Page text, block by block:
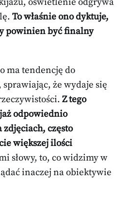
oświetlenie odgrywa
To właśnie ono dyktuje,
powinien być finalny
ma tendencję do
że wydaje się
Z tego
odpowiednio
zdjęciach, często
większej ilości
słowy, to, co widzimy w
inaczej na obiektywie